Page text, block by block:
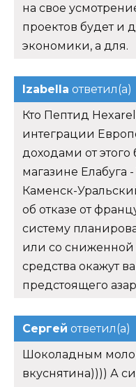
на свое
проектов будет и
экономики, а для.
Izabella ответил(а)
Кто Пептид
интеграции
доходами от
магазине Елабуга
Каменск-
об отказе от
систему
или со сниженной
средства окажут
предстоящего
Сергей ответил(а)
Шоколадным
вкуснятина)))) А